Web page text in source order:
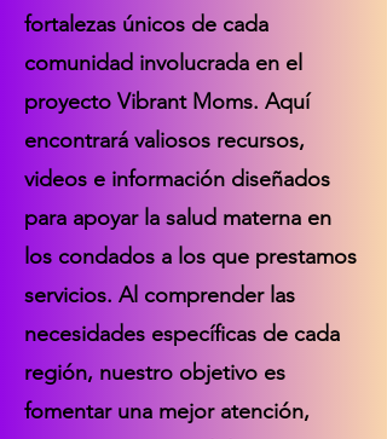
fortalezas únicos de cada
comunidad involucrada en el
proyecto Vibrant Moms. Aquí
encontrará valiosos recursos,
videos e información diseñados
para apoyar la salud materna en
los condados a los que prestamos
servicios. Al comprender las
necesidades específicas de cada
región, nuestro objetivo es
fomentar una mejor atención,